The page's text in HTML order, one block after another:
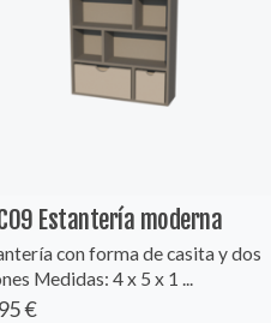
Estantería moderna
con forma de casita y dos
Medidas: 4 x 5 x 1 ...
€